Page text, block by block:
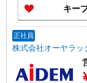
キー
正社員
株式会社オーヤラッ